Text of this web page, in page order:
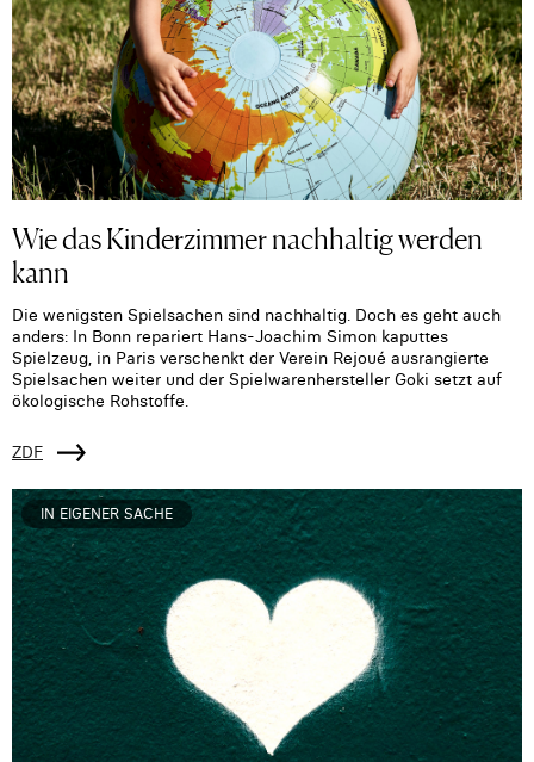
Wie das Kinderzimmer nachhaltig werden
kann
Die wenigsten Spielsachen sind nachhaltig. Doch es geht auch
anders: In Bonn repariert Hans-Joachim Simon kaputtes
Spielzeug, in Paris verschenkt der Verein Rejoué ausrangierte
Spielsachen weiter und der Spielwarenhersteller Goki setzt auf
ökologische Rohstoffe.
ZDF
IN EIGENER SACHE